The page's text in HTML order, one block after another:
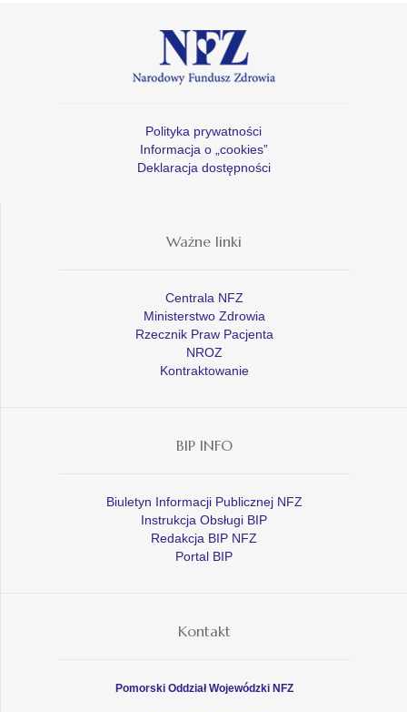
Polityka prywatności
Informacja o „cookies”
Deklaracja dostępności
Ważne linki
Centrala NFZ
Ministerstwo Zdrowia
Rzecznik Praw Pacjenta
NROZ
Kontraktowanie
BIP INFO
Biuletyn Informacji Publicznej NFZ
Instrukcja Obsługi BIP
Redakcja BIP NFZ
Portal BIP
Kontakt
Pomorski Oddział Wojewódzki NFZ